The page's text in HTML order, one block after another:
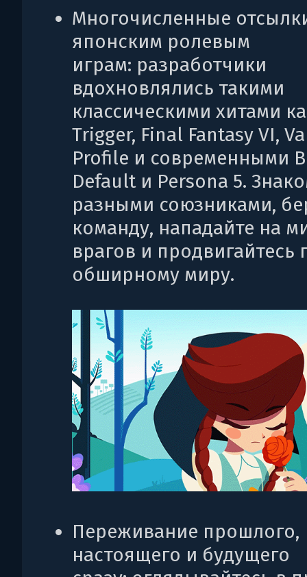
Многочисленные
японским ролевым
играм: разработчики
вдохновлялись такими
классическими хитами
Trigger, Final Fantasy VI,
Profile и современными
Default и Persona 5.
разными союзниками,
команду, нападайте на
врагов и продвигайтесь
обширному миру.
Переживание прошлого,
настоящего и будущего